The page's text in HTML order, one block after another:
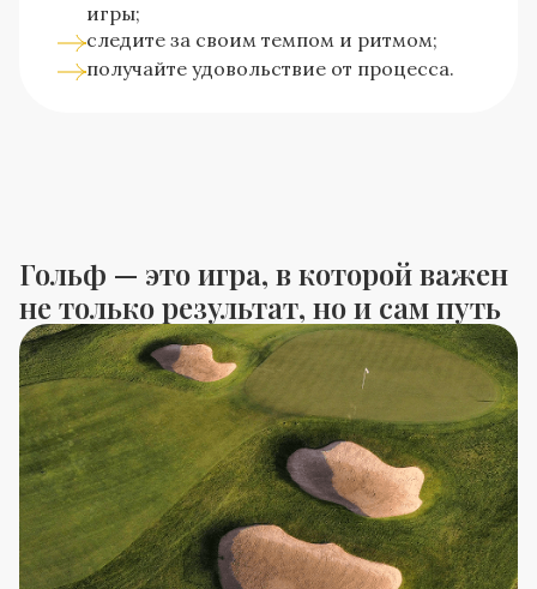
игры;
следите за своим темпом и ритмом;
получайте удовольствие от процесса.
Гольф — это игра, в которой важен
не только результат, но и сам путь